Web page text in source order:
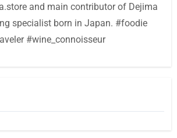
and main contributor of Dejima
specialist born in Japan. #foodie
#wine_connoisseur